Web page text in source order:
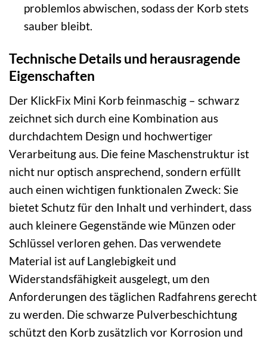
problemlos abwischen, sodass der Korb stets
sauber bleibt.
Technische Details und herausragende
Eigenschaften
Der KlickFix Mini Korb feinmaschig – schwarz
zeichnet sich durch eine Kombination aus
durchdachtem Design und hochwertiger
Verarbeitung aus. Die feine Maschenstruktur ist
nicht nur optisch ansprechend, sondern erfüllt
auch einen wichtigen funktionalen Zweck: Sie
bietet Schutz für den Inhalt und verhindert, dass
auch kleinere Gegenstände wie Münzen oder
Schlüssel verloren gehen. Das verwendete
Material ist auf Langlebigkeit und
Widerstandsfähigkeit ausgelegt, um den
Anforderungen des täglichen Radfahrens gerecht
zu werden. Die schwarze Pulverbeschichtung
schützt den Korb zusätzlich vor Korrosion und